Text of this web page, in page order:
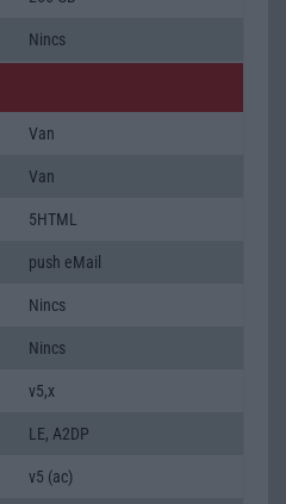
Nincs
Van
Van
5HTML
push eMail
Nincs
Nincs
v5,x
LE, A2DP
v5 (ac)